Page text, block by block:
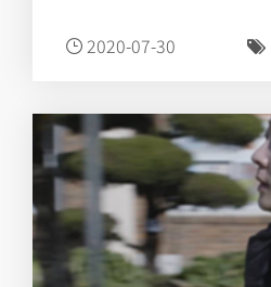
2020-07-30